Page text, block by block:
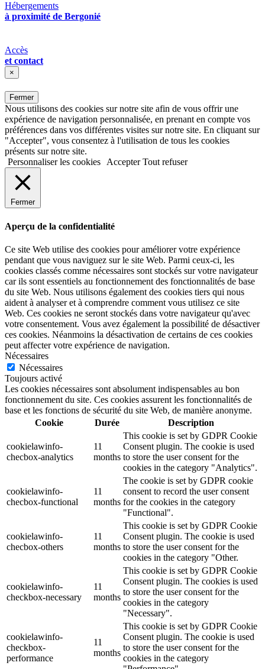
Hébergements
à proximité de Bergonié
Accès
et contact
×
Fermer
Nous utilisons des cookies sur notre site afin de vous offrir une
expérience de navigation personnalisée, en prenant en compte vos
préférences dans vos différentes visites sur notre site. En cliquant sur
"Accepter", vous consentez à l'utilisation de tous les cookies
présents sur notre site.
Personnaliser les cookies
Accepter Tout refuser
Fermer
Aperçu de la confidentialité
Ce site Web utilise des cookies pour améliorer votre expérience
pendant que vous naviguez sur le site Web. Parmi ceux-ci, les
cookies classés comme nécessaires sont stockés sur votre navigateur
car ils sont essentiels au fonctionnement des fonctionnalités de base
du site Web. Nous utilisons également des cookies tiers qui nous
aident à analyser et à comprendre comment vous utilisez ce site
Web. Ces cookies ne seront stockés dans votre navigateur qu'avec
votre consentement. Vous avez également la possibilité de désactiver
ces cookies. Néanmoins la désactivation de certains de ces cookies
peut affecter votre expérience de navigation.
Nécessaires
Nécessaires
Toujours activé
Les cookies nécessaires sont absolument indispensables au bon
fonctionnement du site. Ces cookies assurent les fonctionnalités de
base et les fonctions de sécurité du site Web, de manière anonyme.
Cookie
Durée Description
cookielawinfo-
checbox-analytics
11
months
This cookie is set by GDPR Cookie
Consent plugin. The cookie is used
to store the user consent for the
cookies in the category "Analytics".
cookielawinfo-
checbox-functional
11
months
The cookie is set by GDPR cookie
consent to record the user consent
for the cookies in the category
"Functional".
cookielawinfo-
checbox-others
11
months
This cookie is set by GDPR Cookie
Consent plugin. The cookie is used
to store the user consent for the
cookies in the category "Other.
cookielawinfo-
checkbox-necessary
11
months
This cookie is set by GDPR Cookie
Consent plugin. The cookies is used
to store the user consent for the
cookies in the category
"Necessary".
cookielawinfo-
checkbox-
performance
11
months
This cookie is set by GDPR Cookie
Consent plugin. The cookie is used
to store the user consent for the
cookies in the category